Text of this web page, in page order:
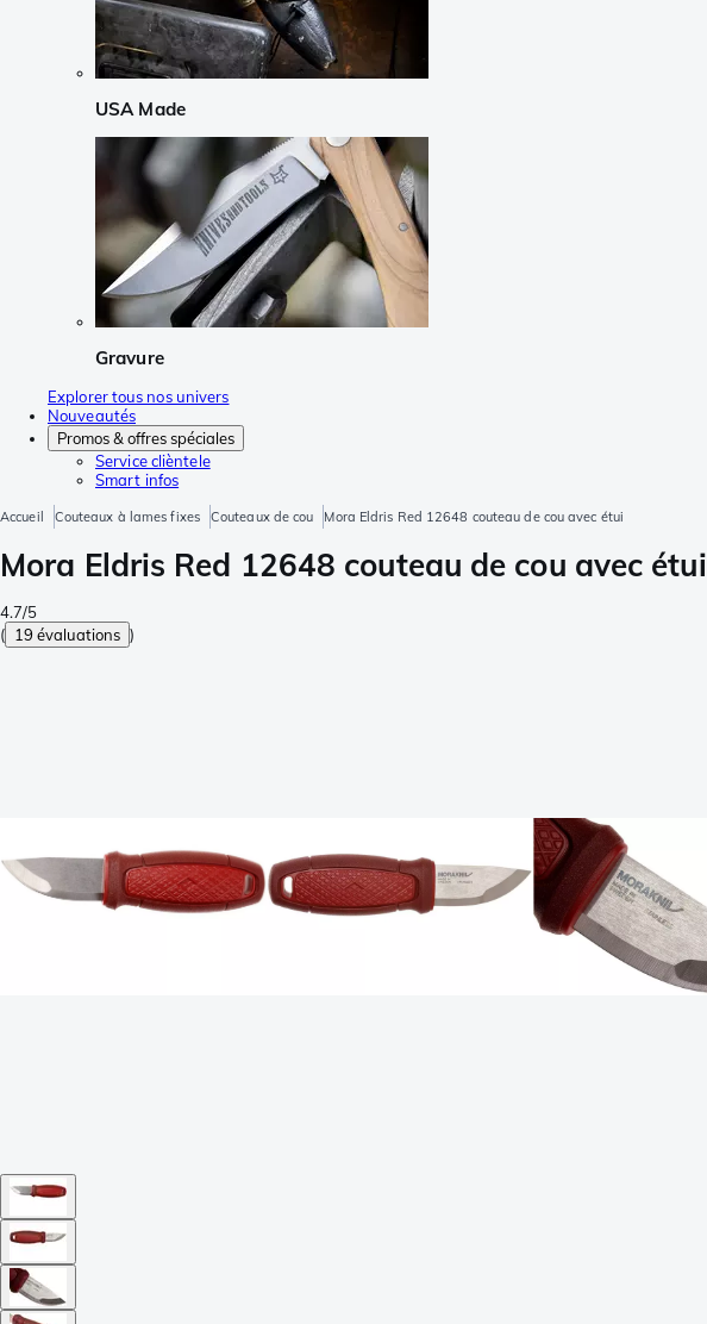
USA Made
Gravure
Explorer tous nos univers
Nouveautés
Promos & offres spéciales
Service clièntele
Smart infos
Accueil Couteaux à lames fixes Couteaux de cou Mora Eldris Red 12648 couteau de cou avec étui
Mora Eldris Red 12648 couteau de cou avec étui
4.7/5
( 19 évaluations )